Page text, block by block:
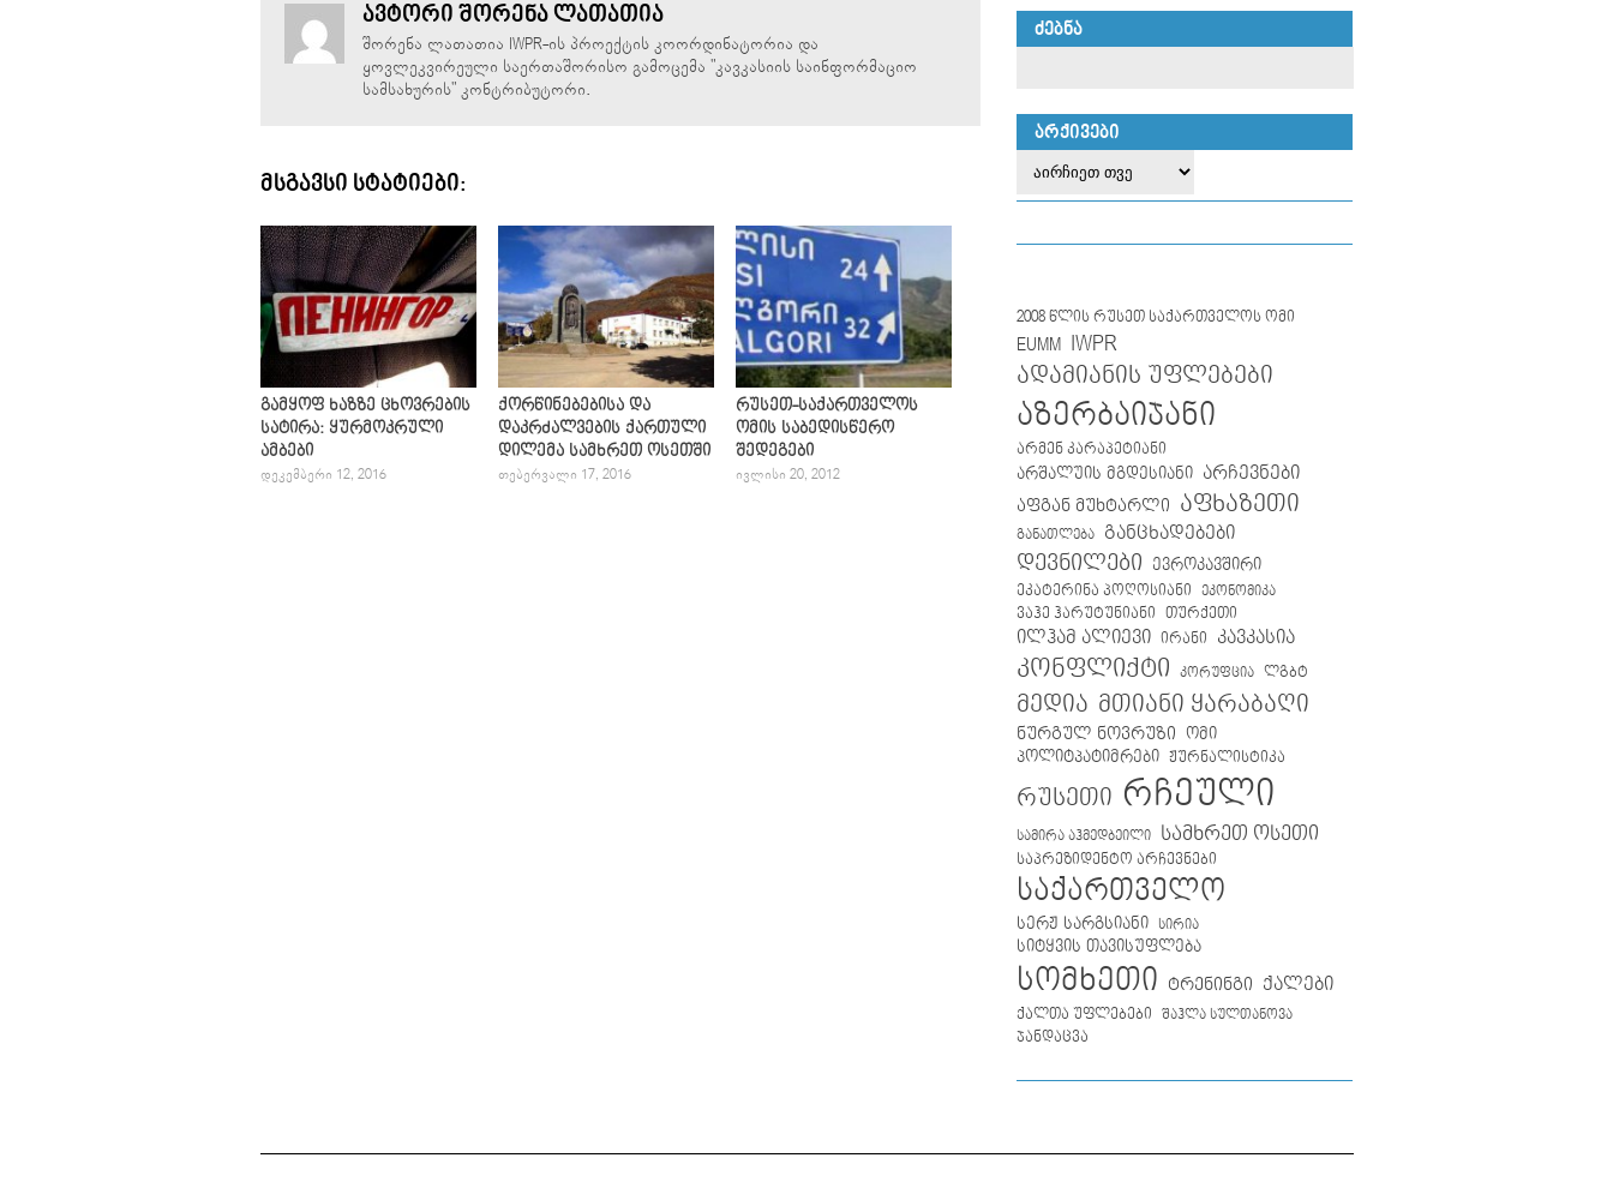
ᲐᲕᲢᲝᲠᲘ ᲨᲝᲠᲔᲜᲐ ᲚᲐᲗᲐᲗᲘᲐ
შორენა ლათათია IWPR-ის პროექტის კოორდინატორია და
ყოვლეკვირეული საერთაშორისო გამოცემა "კავკასიის საინფორმაციო
სამსახურის" კონტრიბუტორი.
ᲛᲡᲒᲐᲕᲡᲘ ᲡᲢᲐᲢᲘᲔᲑᲘ:
გამყოფ ხაზზე ცხოვრების
სატირა: ყურმოკრული
ამბები
ᲓᲔᲙᲔᲛᲑᲔᲠᲘ 12, 2016
ქორწინებებისა და
დაკრძალვების ქართული
დილემა სამხრეთ ოსეთში
ᲗᲔᲑᲔᲠᲕᲐᲚᲘ 17, 2016
რუსეთ-საქართველოს
ომის საბედისწერო
შედეგები
ᲘᲕᲚᲘᲡᲘ 20, 2012
ᲫᲔᲑᲜᲐ
ᲐᲠᲥᲘᲕᲔᲑᲘ
2008 წლის რუსეთ საქართველოს ომი
EUMM IWPR
ადამიანის უფლებები
აზერბაიჯანი
არმენ კარაპეტიანი
არშალუის მგდესიანი არჩევნები
აფგან მუხტარლი აფხაზეთი
განათლება განცხადებები
დევნილები
ევროკავშირი
ეკატერინა პოღოსიანი
ეკონომიკა
ვაჰე ჰარუტუნიანი თურქეთი
ილჰამ ალიევი ირანი კავკასია
კონფლიქტი კორუფცია ლგბტ
მედია მთიანი ყარაბაღი
ნურგულ ნოვრუზი ომი
პოლიტპატიმრები ჟურნალისტიკა
რუსეთი რჩეული
სამირა აჰმედბეილი სამხრეთ ოსეთი
საპრეზიდენტო არჩევნები
საქართველო
სერჟ სარგსიანი სირია
სიტყვის თავისუფლება
სომხეთი ტრენინგი ქალები
ქალთა უფლებები შაჰლა სულთანოვა
ჯანდაცვა